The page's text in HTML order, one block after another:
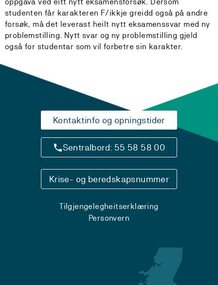
studenten får karakteren F/ikkje greidd også på andre
forsøk, må det leverast heilt nytt eksamenssvar med ny
problemstilling. Nytt svar og ny problemstilling gjeld
også for studentar som vil forbetre sin karakter.
Kontaktinfo og opningstider
Sentralbord: 55 58 58 00
Krise- og beredskapsnummer
Tilgjengelegheitserklæring
Personvern